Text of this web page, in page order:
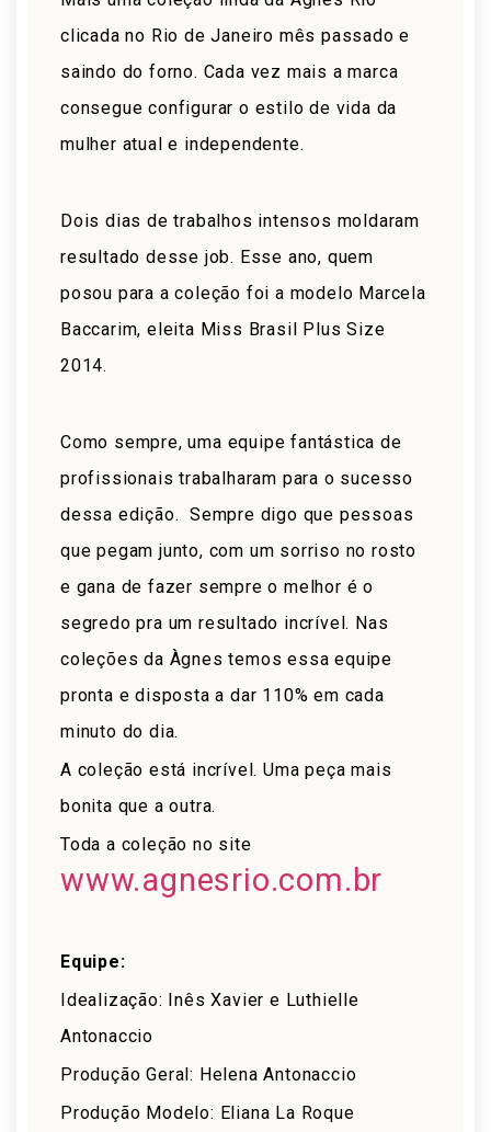
clicada no Rio de Janeiro mês passado e
saindo do forno. Cada vez mais a marca
consegue configurar o estilo de vida da
mulher atual e independente.
Dois dias de trabalhos intensos moldaram
resultado desse job. Esse ano, quem
posou para a coleção foi a modelo Marcela
Baccarim, eleita Miss Brasil Plus Size
2014.
Como sempre, uma equipe fantástica de
profissionais trabalharam para o sucesso
dessa edição. Sempre digo que pessoas
que pegam junto, com um sorriso no rosto
e gana de fazer sempre o melhor é o
segredo pra um resultado incrível. Nas
coleções da Àgnes temos essa equipe
pronta e disposta a dar 110% em cada
minuto do dia.
A coleção está incrível. Uma peça mais
bonita que a outra.
Toda a coleção no site
www.agnesrio.com.br
Equipe:
Idealização: Inês Xavier e Luthielle
Antonaccio
Produção Geral: Helena Antonaccio
Produção Modelo: Eliana La Roque